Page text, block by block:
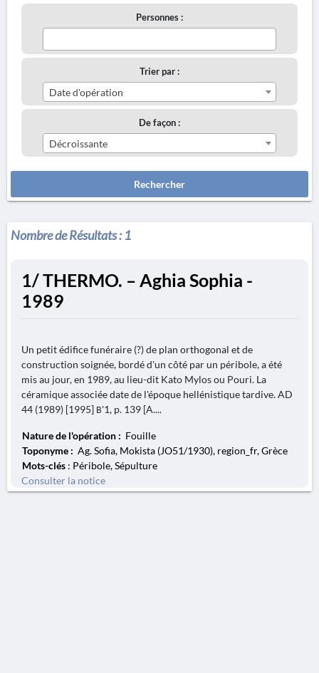
Personnes :
Trier par :
Date d'opération
De façon :
Décroissante
Rechercher
Nombre de Résultats :1
1/ THERMO. – Aghia Sophia -
1989
Un petit édifice funéraire (?) de plan orthogonal et de
construction soignée, bordé d'un côté par un péribole, a été
mis au jour, en 1989, au lieu-dit Kato Mylos ou Pouri. La
céramique associée date de l'époque hellénistique tardive. AD
44 (1989) [1995] Β'1, p. 139 [A....
Nature de l'opération : Fouille
Toponyme : Ag. Sofia, Mokista (JO51/1930), region_fr, Grèce
Mots-clés : Péribole, Sépulture
Consulter la notice